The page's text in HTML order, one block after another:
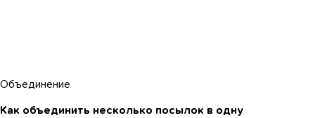
Объединение
Как объединить несколько посылок в одну